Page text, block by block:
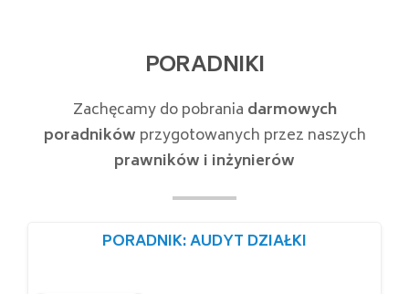
PORADNIKI
Zachęcamy do pobrania darmowych
poradników przygotowanych przez naszych
prawników i inżynierów
PORADNIK: AUDYT DZIAŁKI